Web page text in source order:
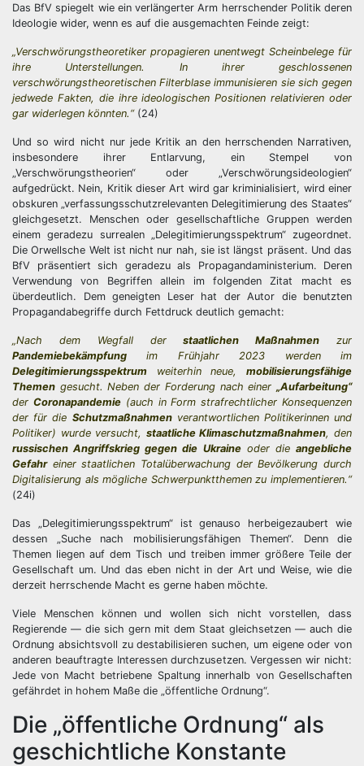
Das BfV spiegelt wie ein verlängerter Arm herrschender Politik deren
Ideologie wider, wenn es auf die ausgemachten Feinde zeigt:
„Verschwörungstheoretiker propagieren unentwegt Scheinbelege für
ihre Unterstellungen. In ihrer geschlossenen
verschwörungstheoretischen Filterblase immunisieren sie sich gegen
jedwede Fakten, die ihre ideologischen Positionen relativieren oder
gar widerlegen könnten.“(24)
Und so wird nicht nur jede Kritik an den herrschenden Narrativen,
insbesondere ihrer Entlarvung, ein Stempel von
„Verschwörungstheorien“ oder „Verschwörungsideologien“
aufgedrückt. Nein, Kritik dieser Art wird gar kriminialisiert, wird einer
obskuren „verfassungsschutzrelevanten Delegitimierung des Staates“
gleichgesetzt. Menschen oder gesellschaftliche Gruppen werden
einem geradezu surrealen „Delegitimierungsspektrum“ zugeordnet.
Die Orwellsche Welt ist nicht nur nah, sie ist längst präsent. Und das
BfV präsentiert sich geradezu als Propagandaministerium. Deren
Verwendung von Begriffen allein im folgenden Zitat macht es
überdeutlich. Dem geneigten Leser hat der Autor die benutzten
Propagandabegriffe durch Fettdruck deutlich gemacht:
„Nach dem Wegfall derstaatlichen Maßnahmen zur
Pandemiebekämpfung im Frühjahr 2023 werden im
Delegitimierungsspektrum weiterhin neue, mobilisierungsfähige
Themen gesucht. Neben der Forderung nach einer „Aufarbeitung“
der Coronapandemie(auch in Form strafrechtlicher Konsequenzen
der für die Schutzmaßnahmenverantwortlichen Politikerinnen und
Politiker) wurde versucht, staatliche Klimaschutzmaßnahmen, den
russischen Angriffskrieg gegen die Ukraineoder dieangebliche
Gefahreiner staatlichen Totalüberwachung der Bevölkerung durch
Digitalisierung als mögliche Schwerpunktthemen zu implementieren.“
(24i)
Das „Delegitimierungsspektrum“ ist genauso herbeigezaubert wie
dessen „Suche nach mobilisierungsfähigen Themen“. Denn die
Themen liegen auf dem Tisch und treiben immer größere Teile der
Gesellschaft um. Und das eben nicht in der Art und Weise, wie die
derzeit herrschende Macht es gerne haben möchte.
Viele Menschen können und wollen sich nicht vorstellen, dass
Regierende — die sich gern mit dem Staat gleichsetzen — auch die
Ordnung absichtsvoll zu destabilisieren suchen, um eigene oder von
anderen beauftragte Interessen durchzusetzen. Vergessen wir nicht:
Jede von Macht betriebene Spaltung innerhalb von Gesellschaften
gefährdet in hohem Maße die „öffentliche Ordnung“.
Die „öffentliche Ordnung“ als
geschichtliche Konstante